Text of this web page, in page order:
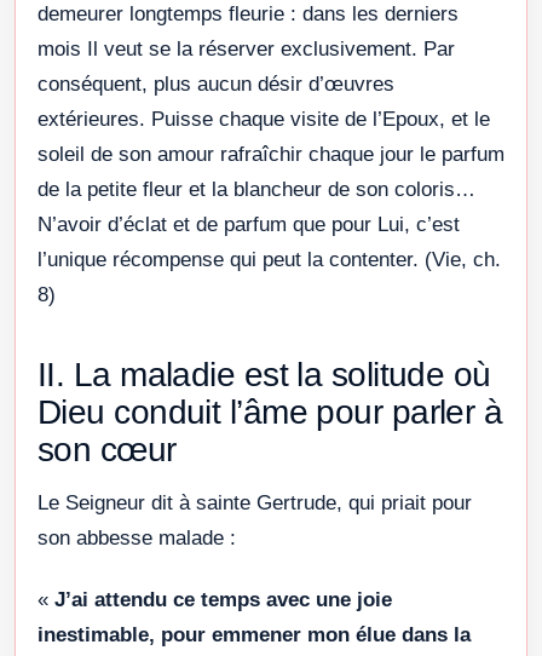
demeurer longtemps fleurie : dans les derniers
mois Il veut se la réserver exclusivement. Par
conséquent, plus aucun désir d’œuvres
extérieures. Puisse chaque visite de l’Epoux, et le
soleil de son amour rafraîchir chaque jour le parfum
de la petite fleur et la blancheur de son coloris…
N’avoir d’éclat et de parfum que pour Lui, c’est
l’unique récompense qui peut la contenter. (Vie, ch.
8)
II. La maladie est la solitude où
Dieu conduit l’âme pour parler à
son cœur
Le Seigneur dit à sainte Gertrude, qui priait pour
son abbesse malade :
« J’ai attendu ce temps avec une joie
inestimable, pour emmener mon élue dans la